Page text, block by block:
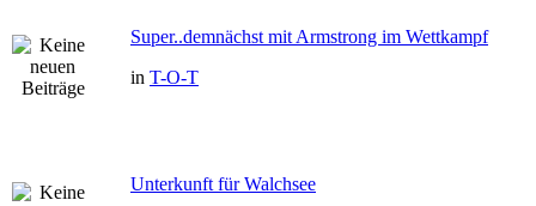
Super..demnächst mit Armstrong im Wettkampf
in T-O-T
Unterkunft für Walchsee